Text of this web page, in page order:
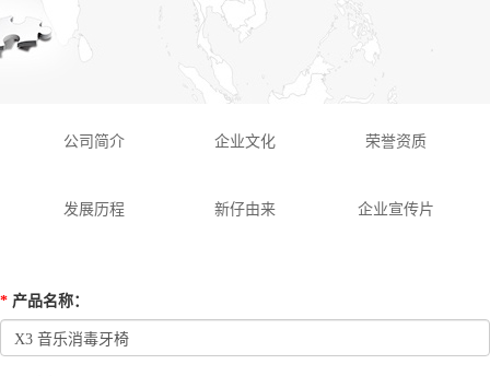
公司简介 企业文化 荣誉资质
发展历程 新仔由来 企业宣传片
* 产品名称：